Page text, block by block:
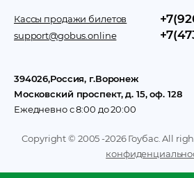
Кассы продажи билетов
support@gobus.online
394026,Россия, г.Воронеж
Московский проспект, д. 15, оф. 128
Ежедневно с 8:00 до 20:00
Copyright © 2005 -2026Гоубас. All